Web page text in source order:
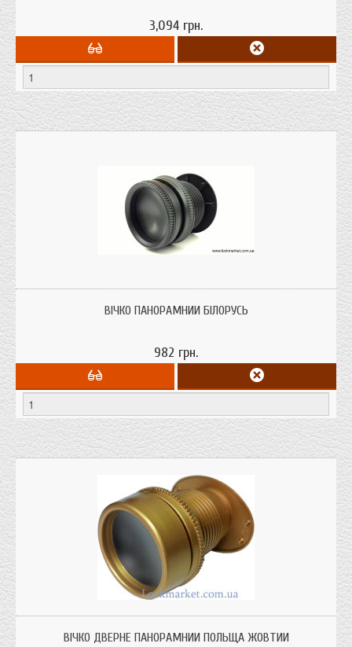
3,094 грн.
з відстані 1,5-2 метри практично всю площу перед дверима.
ВІЧКО ПАНОРАМНИЙ БІЛОРУСЬ
982 грн.
ВІЧКО ДВЕРНЕ ПАНОРАМНИЙ ПОЛЬЩА ЖОВТИЙ